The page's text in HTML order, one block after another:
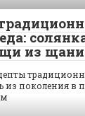
щи из
из поколения в